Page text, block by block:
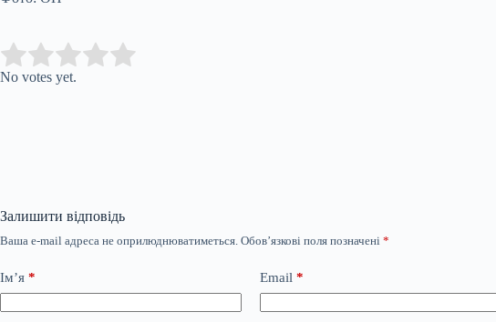
Rate this item:
No votes yet.
Залишити відповідь
Ваша e-mail адреса не оприлюднюватиметься. Обов’язкові поля позначені *
Ім’я * Email *